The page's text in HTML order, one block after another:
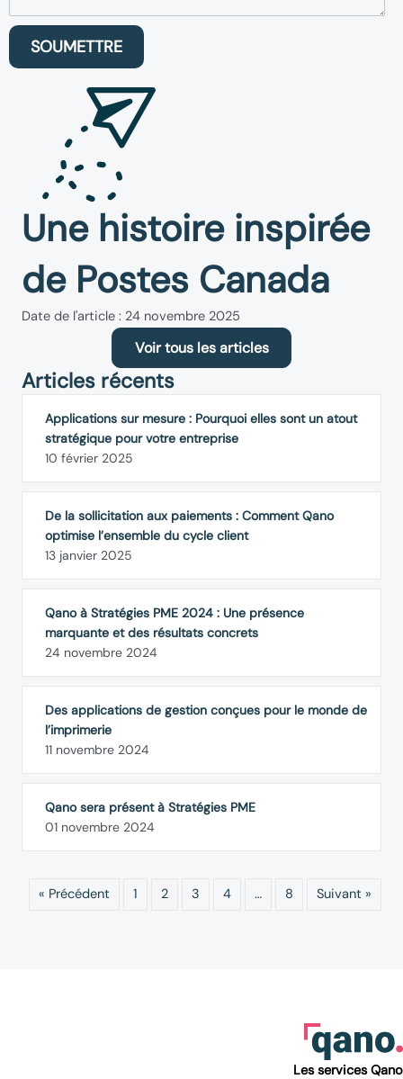
Une histoire inspirée
de Postes Canada
Date de l'article : 24 novembre 2025
Voir tous les articles
Articles récents
Applications sur mesure : Pourquoi elles sont un atout
stratégique pour votre entreprise
10 février 2025
De la sollicitation aux paiements : Comment Qano
optimise l’ensemble du cycle client
13 janvier 2025
Qano à Stratégies PME 2024 : Une présence
marquante et des résultats concrets
24 novembre 2024
Des applications de gestion conçues pour le monde de
l’imprimerie
11 novembre 2024
Qano sera présent à Stratégies PME
01 novembre 2024
« Précédent 1 2 3 4 … 8 Suivant »
SOUMETTRE
Les services Qano